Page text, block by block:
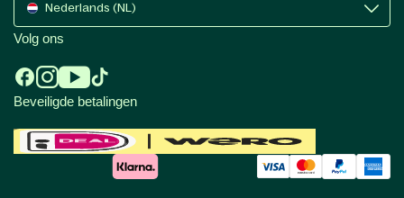
Nederlands (NL)
Volg ons
Beveiligde betalingen